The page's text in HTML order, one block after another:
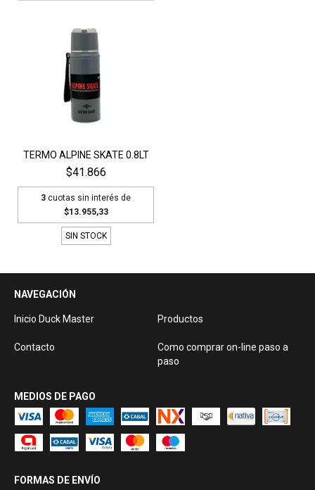
TERMO ALPINE SKATE 0.8LT
$41.866
3 cuotas sin interés de
$13.955,33
SIN STOCK
NAVEGACIÓN
Inicio Duck Master Productos
Contacto
Como comprar on-line paso a
paso
MEDIOS DE PAGO
FORMAS DE ENVÍO